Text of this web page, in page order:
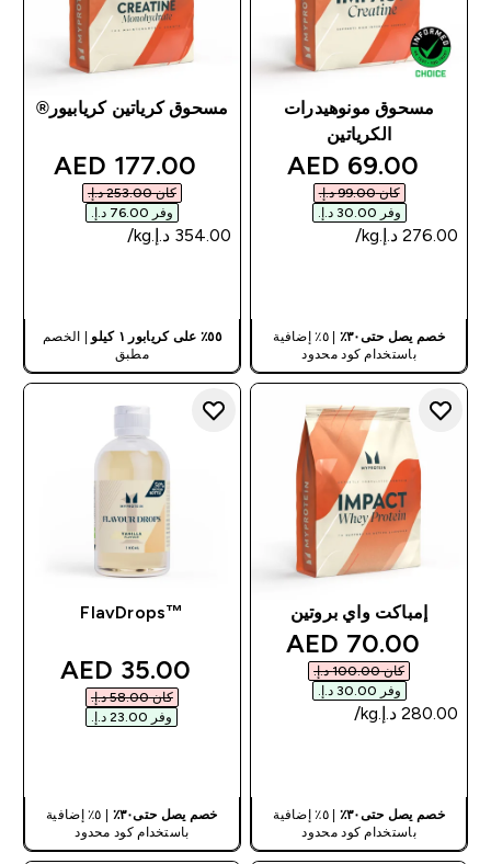
مسحوق مونوهيدرات
الكرياتين
discounted price
69.00 AED‎
كان ‏99.00 د.إ.‏‎
وفر ‏30.00 د.إ.‏‎
خصم يصل حتى٣٠٪
| ٥٪ إضافية
باستخدام كود محدود
مسحوق كرياتين كريابيور®
price
177.00 AED‎
كان ‏253.00 د.إ.‏‎
وفر ‏76.00 د.إ.‏‎
٥٥٪ على كريابور ١ كيلو
| الخصم
مطبق
إمباكت واي بروتين
discounted price
70.00 AED‎
كان ‏100.00 د.إ.‏‎
وفر ‏30.00 د.إ.‏‎
خصم يصل حتى٣٠٪
| ٥٪ إضافية
باستخدام كود محدود
™FlavDrops
price
35.00 AED‎
كان ‏58.00 د.إ.‏‎
وفر ‏23.00 د.إ.‏‎
خصم يصل حتى٣٠٪
| ٥٪ إضافية
باستخدام كود محدود